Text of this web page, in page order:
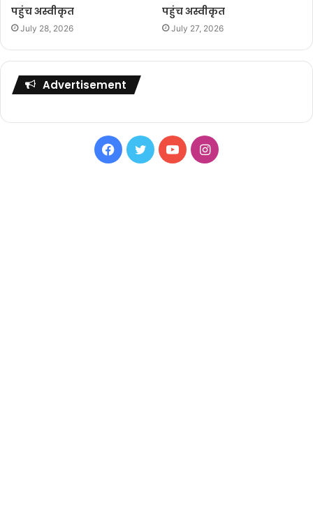
पहुंच अस्वीकृत
July 28, 2026
पहुंच अस्वीकृत
July 27, 2026
Advertisement
Facebook
TwitterYouTubeInstagram